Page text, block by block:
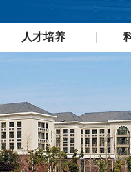
人才培养